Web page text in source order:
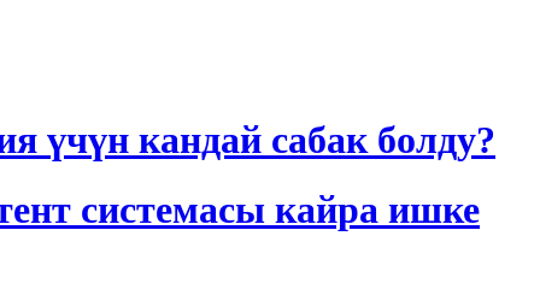
кандай сабак болду?
системасы кайра ишке